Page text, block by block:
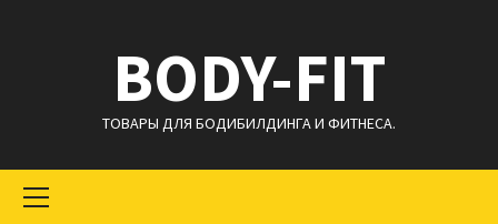
BODY-FIT
ТОВАРЫ ДЛЯ БОДИБИЛДИНГА И ФИТНЕСА.
меню